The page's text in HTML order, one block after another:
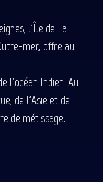
l'Île de La
mer, offre au
l'océan Indien. Au
de l'Asie et de
de métissage.